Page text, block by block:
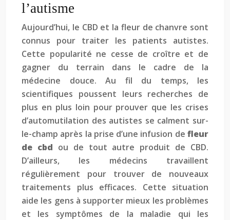
l’autisme
Aujourd’hui, le CBD et la fleur de chanvre sont
connus pour traiter les patients autistes.
Cette popularité ne cesse de croître et de
gagner du terrain dans le cadre de la
médecine douce. Au fil du temps, les
scientifiques poussent leurs recherches de
plus en plus loin pour prouver que les crises
d’automutilation des autistes se calment sur-
le-champ après la prise d’une infusion de fleur
de cbd ou de tout autre produit de CBD.
D’ailleurs, les médecins travaillent
régulièrement pour trouver de nouveaux
traitements plus efficaces. Cette situation
aide les gens à supporter mieux les problèmes
et les symptômes de la maladie qui les